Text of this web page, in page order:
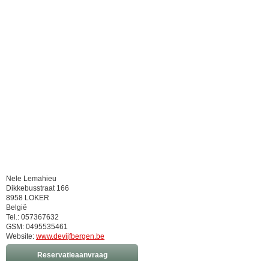
Nele Lemahieu
Dikkebusstraat 166
8958 LOKER
België
Tel.: 057367632
GSM: 0495535461
Website: www.devijfbergen.be
Reservatieaanvraag